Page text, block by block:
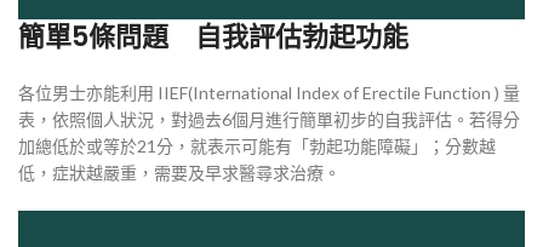
簡單5條問題 自我評估勃起功能
各位男士亦能利用 IIEF(International Index of Erectile Function ) 量
表，依照個人狀況，對過去6個月進行簡單初步的自我評估。若得分
加總低於或等於21分，就表示可能有「勃起功能障礙」；分數越
低，症狀越嚴重，需要及早求醫尋求治療。